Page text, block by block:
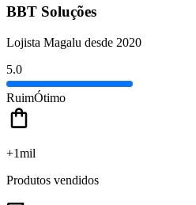
BBT Soluções
Lojista Magalu desde 2020
5.0
RuimÓtimo
+1mil
Produtos vendidos